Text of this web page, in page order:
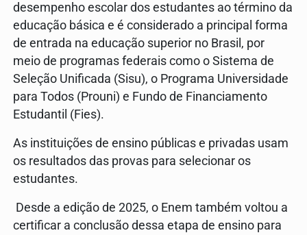
desempenho escolar dos estudantes ao término da
educação básica e é considerado a principal forma
de entrada na educação superior no Brasil, por
meio de programas federais como o Sistema de
Seleção Unificada (Sisu), o Programa Universidade
para Todos (Prouni) e Fundo de Financiamento
Estudantil (Fies).
As instituições de ensino públicas e privadas usam
os resultados das provas para selecionar os
estudantes.
Desde a edição de 2025, o Enem também voltou a
certificar a conclusão dessa etapa de ensino para